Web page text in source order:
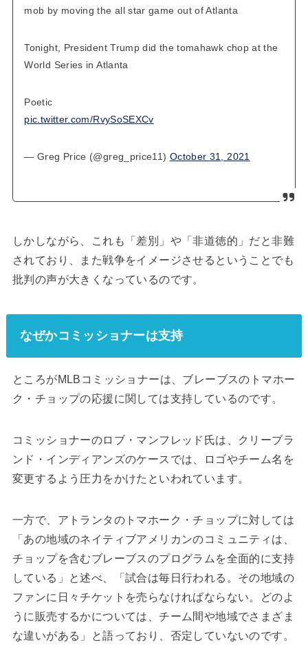
mob by moving the all star game out of Atlanta
Tonight, President Trump did the tomahawk chop at the
World Series in Atlanta
Poetic
pic.twitter.com/RvySoSEXCv
— Greg Price (@greg_price11) October 31, 2021
しかしながら、これも「差別」や「非道徳的」だと非難
されており、また戦争をイメージさせるということでも
批判の声が大きくなっているのです。
なぜかコミッショナーは支持
ところがMLBコミッショナーは、ブレーブスのトマホー
ク・チョップの応援に関しては支持しているのです。
コミッショナーのロブ・マンフレッド氏は、クリーブラ
ンド・インディアンズのケースでは、ロゴやチーム名を
変更するよう圧力をかけたといわれています。
一方で、アトランタのトマホーク・チョップに対しては
「あの地域のネイティブアメリカンのコミュニティは、
チョップを含むブレーブスのプログラムを全面的に支持
している」と述べ、「試合は毎日行われる。その地域の
ファンに日々チケットを売らなければならない。どのよ
うに販売するかについては、チーム間や地域でさまざま
な違いがある」と語っており、否定していないのです。